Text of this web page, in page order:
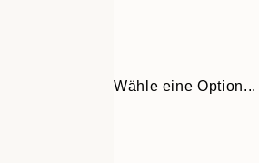
Wähle eine Option...